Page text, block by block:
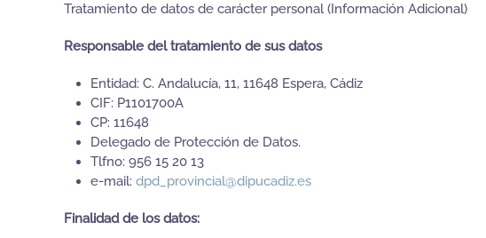
Tratamiento de datos de carácter personal (Información Adicional)
Responsable del tratamiento de sus datos
Entidad: C. Andalucía, 11, 11648 Espera, Cádiz
CIF: P1101700A
CP: 11648
Delegado de Protección de Datos.
Tlfno: 956 15 20 13
e-mail: dpd_provincial@dipucadiz.es
Finalidad de los datos: